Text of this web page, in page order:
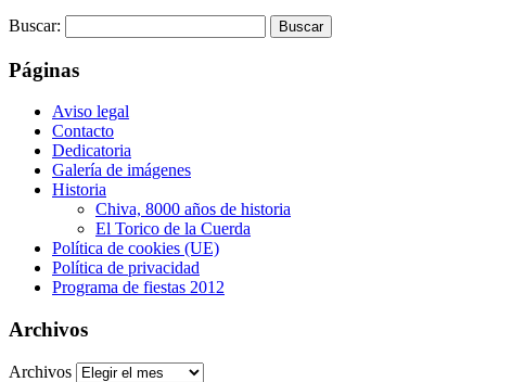
Buscar:
Páginas
Aviso legal
Contacto
Dedicatoria
Galería de imágenes
Historia
Chiva, 8000 años de historia
El Torico de la Cuerda
Política de cookies (UE)
Política de privacidad
Programa de fiestas 2012
Archivos
Archivos